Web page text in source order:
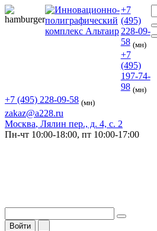
+7
(495)
228-09-
58 (мн)
+7
(495)
197-74-
98 (мн)
+7 (495) 228-09-58 (мн)
zakaz@a228.ru
Москва, Лялин пер., д. 4, с. 2
Пн-чт 10:00-18:00, пт 10:00-17:00
Войти